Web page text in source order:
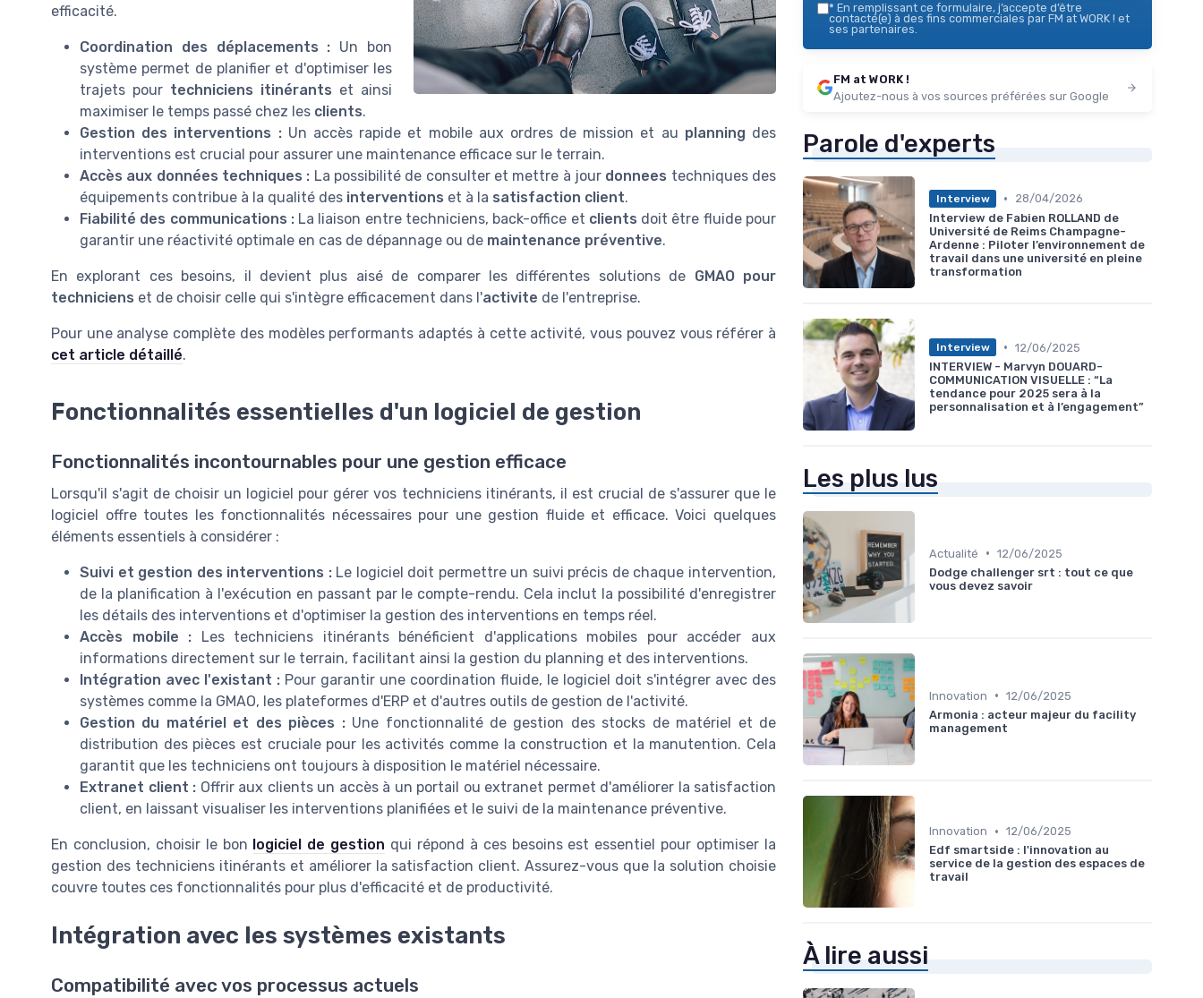
efficacité.
Coordination des déplacements : Un bon
système permet de planifier et d'optimiser les
trajets pour techniciens itinérants et ainsi
maximiser le temps passé chez les clients.
Gestion des interventions :Un accès rapide et mobile aux ordres de mission et au planning des
interventions est crucial pour assurer une maintenance efficace sur le terrain.
Accès aux données techniques : La possibilité de consulter et mettre à jour donnees techniques des
équipements contribue à la qualité des interventions et à la satisfaction client.
Fiabilité des communications :La liaison entre techniciens, back-office et clients doit être fluide pour
garantir une réactivité optimale en cas de dépannage ou de maintenance préventive.
En explorant ces besoins, il devient plus aisé de comparer les différentes solutions de GMAO pour
techniciens et de choisir celle qui s'intègre efficacement dans l'activite de l'entreprise.
Pour une analyse complète des modèles performants adaptés à cette activité, vous pouvez vous référer à
cet article détaillé.
Fonctionnalités essentielles d'un logiciel de gestion
Fonctionnalités incontournables pour une gestion efficace
Lorsqu'il s'agit de choisir un logiciel pour gérer vos techniciens itinérants, il est crucial de s'assurer que le
logiciel offre toutes les fonctionnalités nécessaires pour une gestion fluide et efficace. Voici quelques
éléments essentiels à considérer :
Suivi et gestion des interventions :Le logiciel doit permettre un suivi précis de chaque intervention,
de la planification à l'exécution en passant par le compte-rendu. Cela inclut la possibilité d'enregistrer
les détails des interventions et d'optimiser la gestion des interventions en temps réel.
Accès mobile : Les techniciens itinérants bénéficient d'applications mobiles pour accéder aux
informations directement sur le terrain, facilitant ainsi la gestion du planning et des interventions.
Intégration avec l'existant : Pour garantir une coordination fluide, le logiciel doit s'intégrer avec des
systèmes comme la GMAO, les plateformes d'ERP et d'autres outils de gestion de l'activité.
Gestion du matériel et des pièces :Une fonctionnalité de gestion des stocks de matériel et de
distribution des pièces est cruciale pour les activités comme la construction et la manutention. Cela
garantit que les techniciens ont toujours à disposition le matériel nécessaire.
Extranet client : Offrir aux clients un accès à un portail ou extranet permet d'améliorer la satisfaction
client, en laissant visualiser les interventions planifiées et le suivi de la maintenance préventive.
En conclusion, choisir le bon logiciel de gestion qui répond à ces besoins est essentiel pour optimiser la
gestion des techniciens itinérants et améliorer la satisfaction client. Assurez-vous que la solution choisie
couvre toutes ces fonctionnalités pour plus d'efficacité et de productivité.
Intégration avec les systèmes existants
Compatibilité avec vos processus actuels
* En remplissant ce formulaire, j’accepte d’être
contacté(e) à des fins commerciales par FM at WORK ! et
ses partenaires.
FM at WORK !
Ajoutez-nous à vos sources préférées sur Google
Parole d'experts
Interview •
28/04/2026
Interview de Fabien ROLLAND de
Université de Reims Champagne-
Ardenne : Piloter l’environnement de
travail dans une université en pleine
transformation
Interview • 12/06/2025
INTERVIEW - Marvyn DOUARD-
COMMUNICATION VISUELLE : “La
tendance pour 2025 sera à la
personnalisation et à l’engagement”
Les plus lus
Actualité • 12/06/2025
Dodge challenger srt : tout ce que
vous devez savoir
Innovation • 12/06/2025
Armonia : acteur majeur du facility
management
Innovation • 12/06/2025
Edf smartside : l'innovation au
service de la gestion des espaces de
travail
À lire aussi